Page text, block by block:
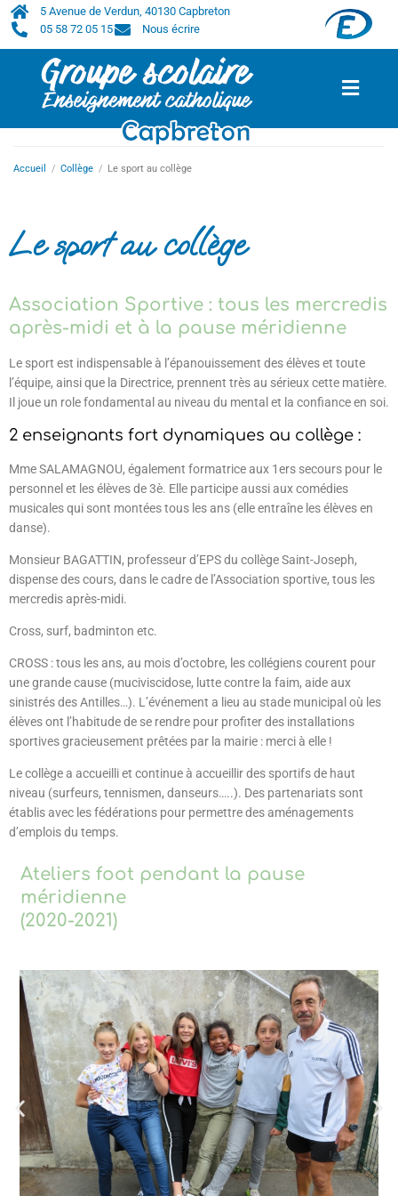
5 Avenue de Verdun, 40130 Capbreton
05 58 72 05 15
Nous écrire
Accueil / Collège / Le sport au collège
Le sport au collège
Association Sportive : tous les mercredis
après-midi et à la pause méridienne
Le sport est indispensable à l’épanouissement des élèves et toute
l’équipe, ainsi que la Directrice, prennent très au sérieux cette matière.
Il joue un role fondamental au niveau du mental et la confiance en soi.
2 enseignants fort dynamiques au collège :
Mme SALAMAGNOU, également formatrice aux 1ers secours pour le
personnel et les élèves de 3è. Elle participe aussi aux comédies
musicales qui sont montées tous les ans (elle entraîne les élèves en
danse).
Monsieur BAGATTIN, professeur d’EPS du collège Saint-Joseph,
dispense des cours, dans le cadre de l’Association sportive, tous les
mercredis après-midi.
Cross, surf, badminton etc.
CROSS : tous les ans, au mois d’octobre, les collégiens courent pour
une grande cause (muciviscidose, lutte contre la faim, aide aux
sinistrés des Antilles…). L’événement a lieu au stade municipal où les
élèves ont l’habitude de se rendre pour profiter des installations
sportives gracieusement prêtées par la mairie : merci à elle !
Le collège a accueilli et continue à accueillir des sportifs de haut
niveau (surfeurs, tennismen, danseurs…..). Des partenariats sont
établis avec les fédérations pour permettre des aménagements
d’emplois du temps.
Ateliers foot pendant la pause
méridienne
(2020-2021)